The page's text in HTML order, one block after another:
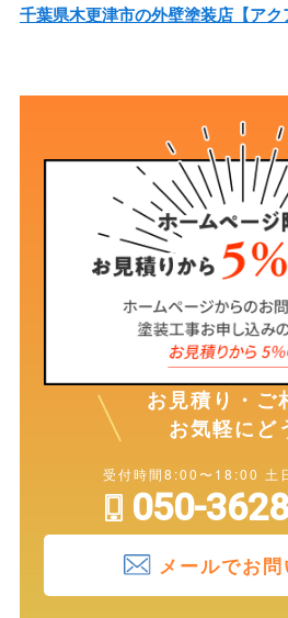
千葉県木更津市の外壁塗装店【アク
お見積り・ご
お気軽にど
受付時間8:00〜18:00 土
050-
メールでお